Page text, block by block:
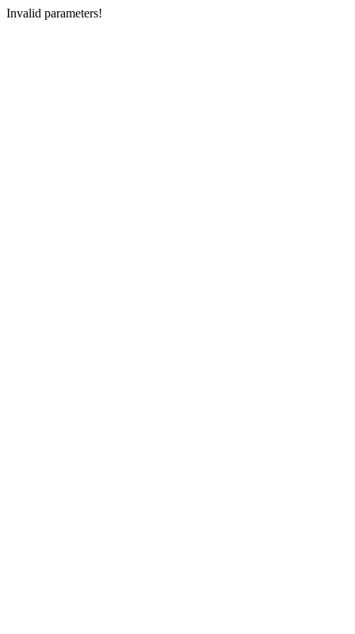
Invalid parameters!